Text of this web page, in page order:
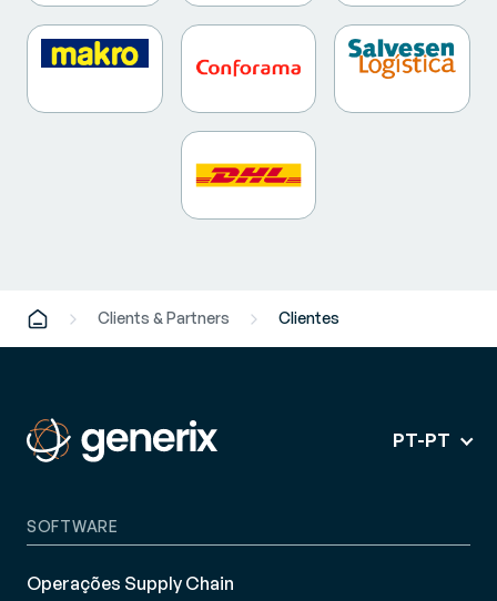
Clients & Partners Clientes
PT-PT
SOFTWARE
Operações Supply Chain